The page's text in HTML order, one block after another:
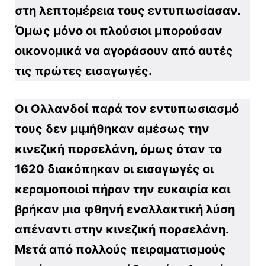
στη λεπτομέρεια τους εντυπωσίασαν.
Όμως μόνο οι πλούσιοι μπορούσαν
οικονομικά να αγοράσουν από αυτές
τις πρώτες εισαγωγές.
Οι Ολλανδοί παρά τον εντυπωσιασμό
τους δεν μιμήθηκαν αμέσως την
κινεζική πορσελάνη, όμως όταν το
1620 διακόπηκαν οι εισαγωγές οι
κεραμοποιοί πήραν την ευκαιρία και
βρήκαν μια φθηνή εναλλακτική λύση
απέναντι στην κινεζική πορσελάνη.
Μετά από πολλούς πειραματισμούς